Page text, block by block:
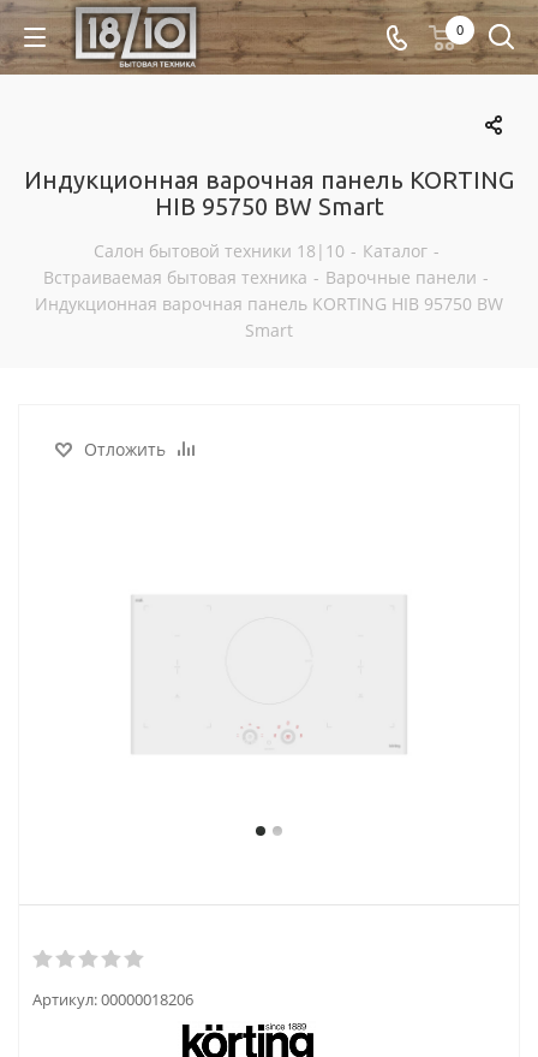
0
Индукционная варочная панель KORTING
HIB 95750 BW Smart
Салон бытовой техники 18|10 - Каталог -
Встраиваемая бытовая техника - Варочные панели -
Индукционная варочная панель KORTING HIB 95750 BW
Smart
Отложить
Артикул:00000018206